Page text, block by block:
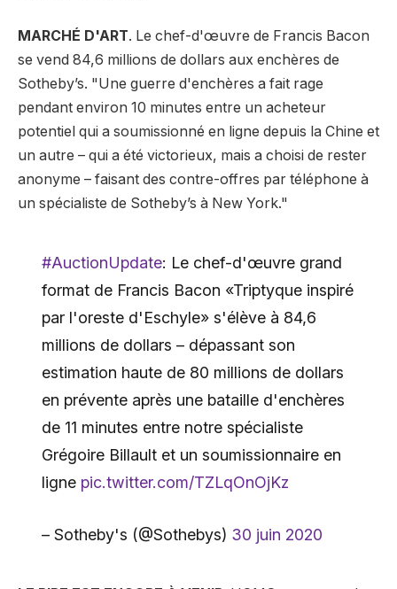
MARCHÉ D'ART. Le chef-d'œuvre de Francis Bacon
se vend 84,6 millions de dollars aux enchères de
Sotheby’s. "Une guerre d'enchères a fait rage
pendant environ 10 minutes entre un acheteur
potentiel qui a soumissionné en ligne depuis la Chine et
un autre – qui a été victorieux, mais a choisi de rester
anonyme – faisant des contre-offres par téléphone à
un spécialiste de Sotheby’s à New York."
#AuctionUpdate: Le chef-d'œuvre grand
format de Francis Bacon «Triptyque inspiré
par l'oreste d'Eschyle» s'élève à 84,6
millions de dollars – dépassant son
estimation haute de 80 millions de dollars
en prévente après une bataille d'enchères
de 11 minutes entre notre spécialiste
Grégoire Billault et un soumissionnaire en
ligne pic.twitter.com/TZLqOnOjKz
– Sotheby's (@Sothebys) 30 juin 2020